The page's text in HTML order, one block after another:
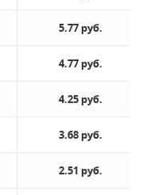
5.77 руб.
4.77 руб.
4.25 руб.
3.68 руб.
2.51 руб.